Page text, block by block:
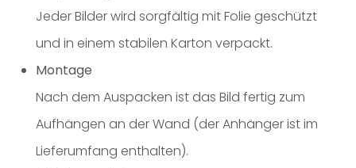
Jeder Bilder wird sorgfältig mit Folie geschützt
und in einem stabilen Karton verpackt.
Montage
Nach dem Auspacken ist das Bild fertig zum
Aufhängen an der Wand (der Anhänger ist im
Lieferumfang enthalten).